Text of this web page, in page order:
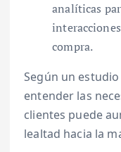
analíticas
compra.
Según un
entender las
clientes puede
lealtad hacia la